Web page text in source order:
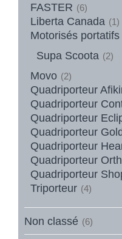
FASTER (6)
Liberta Canada (1)
Motorisés portatifs
Supa Scoota (2)
Movo (2)
Quadriporteur
Quadriporteur
Quadriporteur
Quadriporteur
Quadriporteur
Quadriporteur
Quadriporteur
Triporteur (4)
Non classé (6)